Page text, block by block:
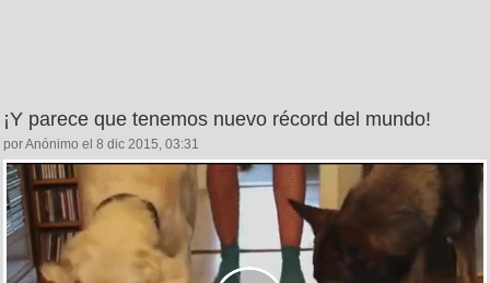
¡Y parece que tenemos nuevo récord del mundo!
por Anónimo el 8 dic 2015, 03:31